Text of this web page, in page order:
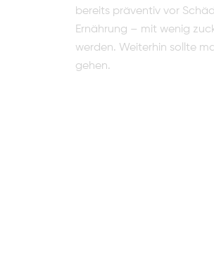
bereits präventiv vor
Ernährung – mit wenig
werden. Weiterhin sollte
gehen.